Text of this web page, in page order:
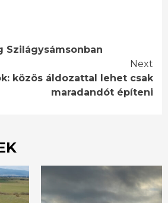
Szilágysámsonban
Next
közös áldozattal lehet csak
maradandót építeni